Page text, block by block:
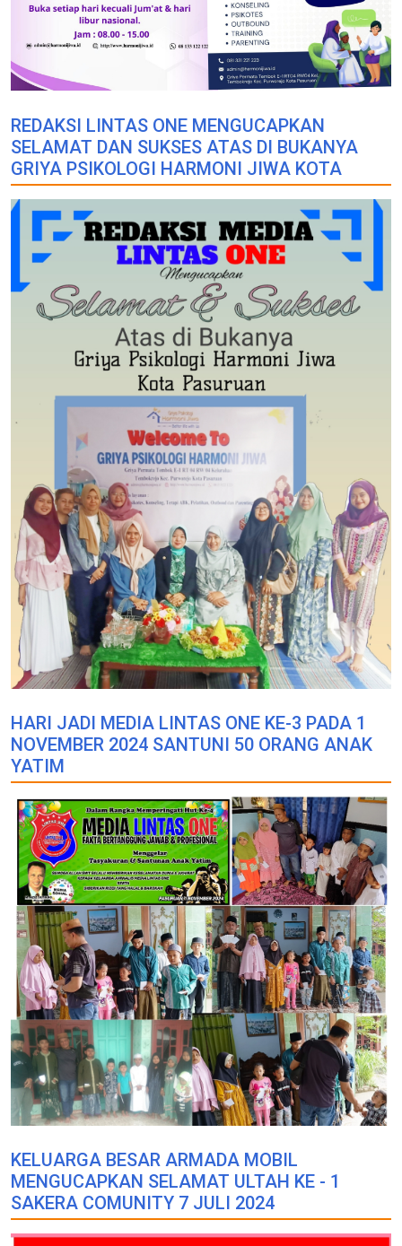
REDAKSI LINTAS ONE MENGUCAPKAN
SELAMAT DAN SUKSES ATAS DI BUKANYA
GRIYA PSIKOLOGI HARMONI JIWA KOTA
HARI JADI MEDIA LINTAS ONE KE-3 PADA 1
NOVEMBER 2024 SANTUNI 50 ORANG ANAK
YATIM
KELUARGA BESAR ARMADA MOBIL
MENGUCAPKAN SELAMAT ULTAH KE - 1
SAKERA COMUNITY 7 JULI 2024